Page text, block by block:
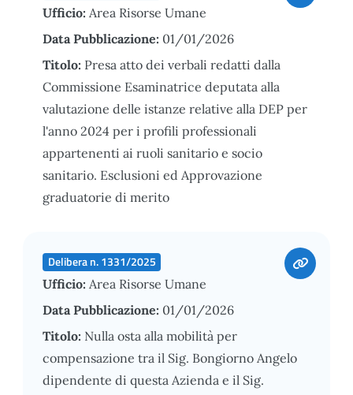
Ufficio: Area Risorse Umane
Data Pubblicazione: 01/01/2026
Titolo: Presa atto dei verbali redatti dalla
Commissione Esaminatrice deputata alla
valutazione delle istanze relative alla DEP per
l'anno 2024 per i profili professionali
appartenenti ai ruoli sanitario e socio
sanitario. Esclusioni ed Approvazione
graduatorie di merito
Delibera n. 1331/2025
Ufficio: Area Risorse Umane
Data Pubblicazione: 01/01/2026
Titolo: Nulla osta alla mobilità per
compensazione tra il Sig. Bongiorno Angelo
dipendente di questa Azienda e il Sig.